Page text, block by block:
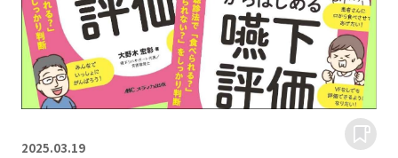
2025.03.19